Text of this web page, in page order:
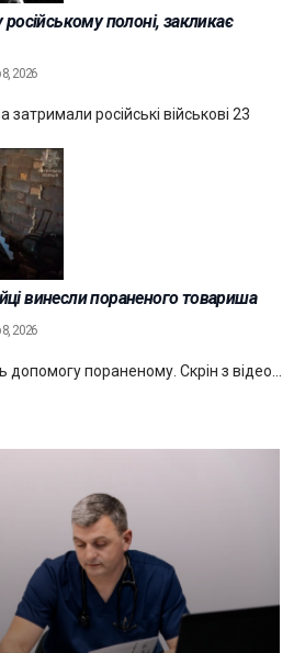
полоні, закликає
2026
російські військові 23
винесли пораненого товариша
2026
допомогу пораненому. Скрін з відео…